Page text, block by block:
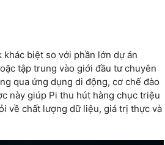
biệt so với phần lớn dự án
tập trung vào giới đầu tư chuyên
qua ứng dụng di động, cơ chế đào
này giúp Pi thu hút hàng chục triệu
về chất lượng dữ liệu, giá trị thực và